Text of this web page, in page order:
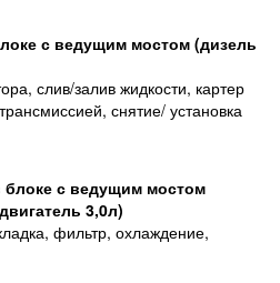
с ведущим мостом (дизель
слив/залив жидкости, картер
снятие/ установка
блоке с ведущим мостом
3,0л)
фильтр, охлаждение,